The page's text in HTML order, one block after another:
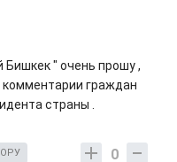
" очень прошу ,
граждан
страны .
0